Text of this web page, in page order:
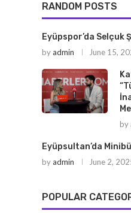
RANDOM POSTS
Eyüpspor’da Selçuk
byadmin June 15,
by
Eyüpsultan’da
byadmin June 2,
POPULAR